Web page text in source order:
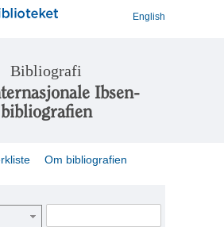
English
Bibliografi
Ibsen-
bibliografien
Om bibliografien